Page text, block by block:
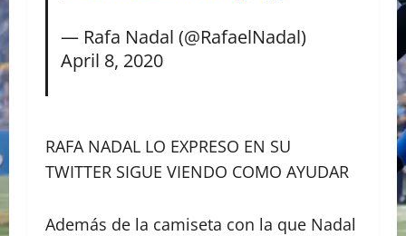
— Rafa Nadal (@RafaelNadal)
April 8, 2020
RAFA NADAL LO EXPRESO EN SU
TWITTER SIGUE VIENDO COMO AYUDAR
Además de la camiseta con la que Nadal